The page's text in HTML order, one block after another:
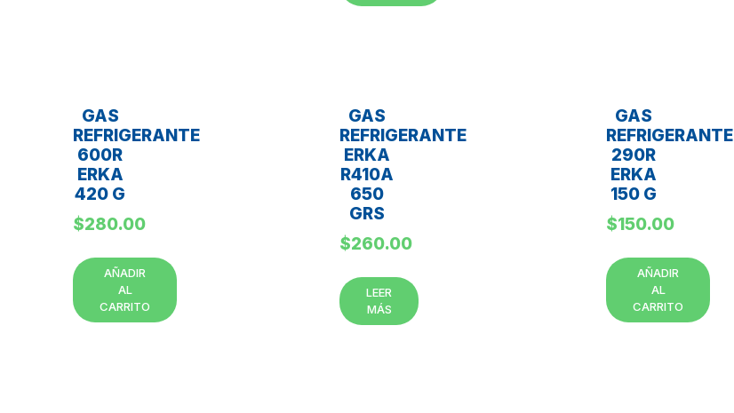
GAS
REFRIGERANTE
600R
ERKA
420 G
$280.00
AÑADIR
AL
CARRITO
GAS
REFRIGERANTE
ERKA
R410A
650
GRS
$260.00
LEER
MÁS
GAS
REFRIGERANTE
290R
ERKA
150 G
$150.00
AÑADIR
AL
CARRITO